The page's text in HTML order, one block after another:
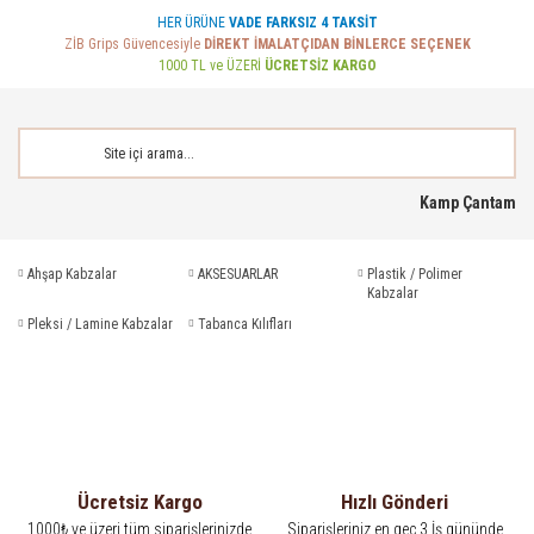
HER ÜRÜNE VADE FARKSIZ 4 TAKSİT
ZİB Grips Güvencesiyle DİREKT İMALATÇIDAN BİNLERCE SEÇENEK
1000 TL ve ÜZERİ ÜCRETSİZ KARGO
Kamp Çantam
Ahşap Kabzalar AKSESUARLAR
Plastik / Polimer
Kabzalar
Pleksi / Lamine Kabzalar
Tabanca Kılıfları
Ücretsiz Kargo
1000₺ ve üzeri tüm siparişlerinizde
Hızlı Gönderi
Siparişleriniz en geç 3 İş gününde